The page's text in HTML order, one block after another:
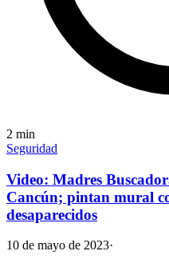
2 min
Seguridad
Video: Madres
Cancún; pintan mural
desaparecidos
10 de mayo de 2023·